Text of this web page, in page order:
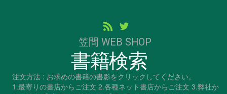
笠間 WEB SHOP
書籍検索
注文方法 : お求めの書籍の書影をクリックしてください。
1.最寄りの書店からご注文 2.各種ネット書店からご注文 3.弊社か